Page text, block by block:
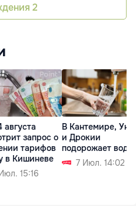
2
запрос о
тарифов
в Кишиневе
15:16
В Кантемире,
и Дрокии
подорожает вода
7 Июл. 14:02